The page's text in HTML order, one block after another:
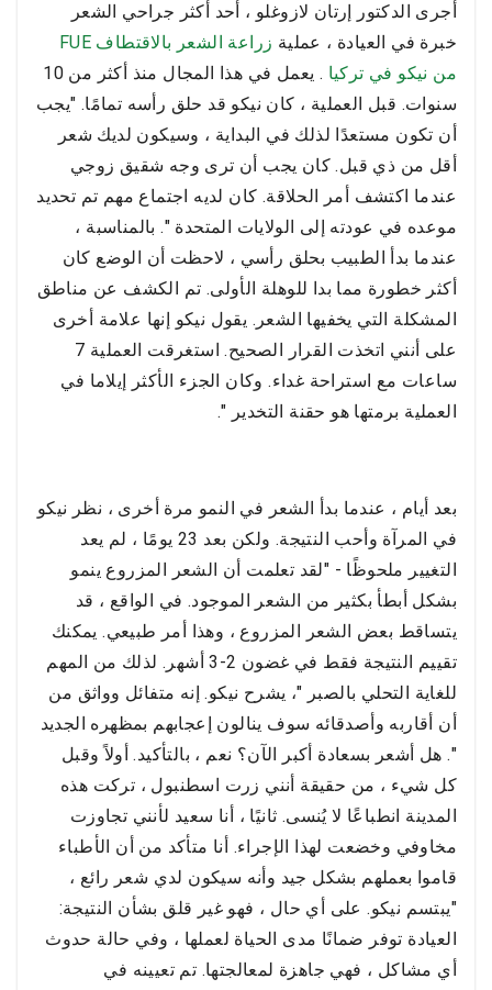
أجرى الدكتور إرتان لازوغلو ، أحد أكثر جراحي الشعر
خبرة في العيادة ، عملية
زراعة الشعر بالاقتطاف FUE
من نيكو في تركيا
. يعمل في هذا المجال منذ أكثر من 10
سنوات. قبل العملية ، كان نيكو قد حلق رأسه تمامًا. "يجب
أن تكون مستعدًا لذلك في البداية ، وسيكون لديك شعر
أقل من ذي قبل. كان يجب أن ترى وجه شقيق زوجي
عندما اكتشف أمر الحلاقة. كان لديه اجتماع مهم تم تحديد
موعده في عودته إلى الولايات المتحدة ". بالمناسبة ،
عندما بدأ الطبيب بحلق رأسي ، لاحظت أن الوضع كان
أكثر خطورة مما بدا للوهلة الأولى. تم الكشف عن مناطق
المشكلة التي يخفيها الشعر. يقول نيكو إنها علامة أخرى
على أنني اتخذت القرار الصحيح. استغرقت العملية 7
ساعات مع استراحة غداء. وكان الجزء الأكثر إيلاما في
العملية برمتها هو حقنة التخدير ".
بعد أيام ، عندما بدأ الشعر في النمو مرة أخرى ، نظر نيكو
في المرآة وأحب النتيجة. ولكن بعد 23 يومًا ، لم يعد
التغيير ملحوظًا - "لقد تعلمت أن الشعر المزروع ينمو
بشكل أبطأ بكثير من الشعر الموجود. في الواقع ، قد
يتساقط بعض الشعر المزروع ، وهذا أمر طبيعي. يمكنك
تقييم النتيجة فقط في غضون 2-3 أشهر. لذلك من المهم
للغاية التحلي بالصبر "، يشرح نيكو. إنه متفائل وواثق من
أن أقاربه وأصدقائه سوف ينالون إعجابهم بمظهره الجديد
". هل أشعر بسعادة أكبر الآن؟ نعم ، بالتأكيد. أولاً وقبل
كل شيء ، من حقيقة أنني زرت اسطنبول ، تركت هذه
المدينة انطباعًا لا يُنسى. ثانيًا ، أنا سعيد لأنني تجاوزت
مخاوفي وخضعت لهذا الإجراء. أنا متأكد من أن الأطباء
قاموا بعملهم بشكل جيد وأنه سيكون لدي شعر رائع ،
"يبتسم نيكو. على أي حال ، فهو غير قلق بشأن النتيجة:
العيادة توفر ضمانًا مدى الحياة لعملها ، وفي حالة حدوث
أي مشاكل ، فهي جاهزة لمعالجتها. تم تعيينه في